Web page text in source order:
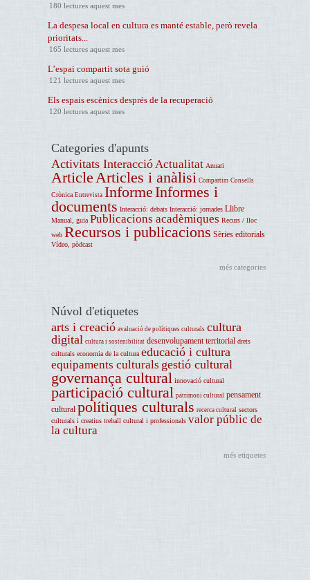
180 lectures aquest mes
La despesa local en cultura es manté estable, però revela
prioritats...
165 lectures aquest mes
L’espai compartit sota guió
121 lectures aquest mes
Els espais escènics després de la recuperació
120 lectures aquest mes
Categories d'apunts
Activitats Interacció Actualitat Anuari
Article Articles i anàlisi Compartim Consells
Crònica Entrevista InformeInformes i
documents Interacció: debats Interacció: jornades Llibre
Manual, guia Publicacions acadèmiques Recurs / lloc
web Recursos i publicacions Sèries editorials
Vídeo, pòdcast
més categories
Núvol d'etiquetes
arts i creació avaluació de polítiques culturals cultura
digital cultura i sostenibilitat desenvolupament territorial drets
culturals economia de la cultura educació i cultura
equipaments culturals gestió cultural
governança cultural innovació cultural
participació cultural patrimoni cultural pensament
cultural polítiques culturals recerca cultural sectors
culturals i creatius treball cultural i professionals valor públic de
la cultura
més etiquetes